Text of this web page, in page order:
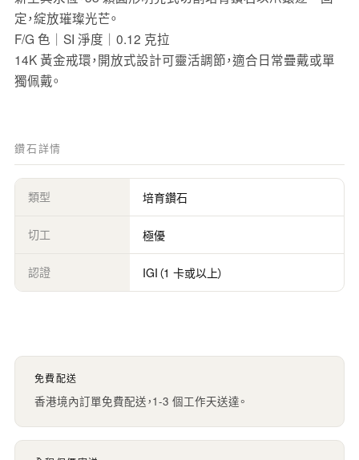
定，綻放璀璨光芒。
F/G 色｜SI 淨度｜0.12 克拉
14K 黃金戒環，開放式設計可靈活調節，適合日常疊戴或單
獨佩戴。
鑽石詳情
類型 培育鑽石
切工 極優
認證 IGI（1 卡或以上）
免費配送
香港境內訂單免費配送，1-3 個工作天送達。